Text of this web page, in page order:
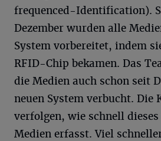
frequenced-Identification).
Dezember wurden alle
System vorbereitet, indem
RFID-Chip bekamen. Das
die Medien auch schon seit
neuen System verbucht. Die
verfolgen, wie schnell dieses
Medien erfasst. Viel